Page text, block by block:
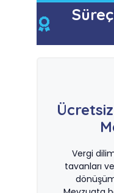
Vergi
tavanları